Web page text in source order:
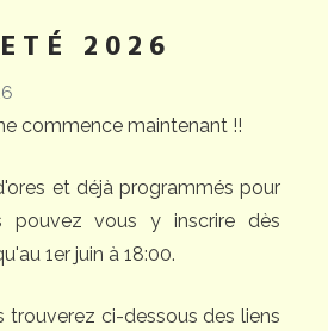
2026
commence maintenant !!
et déjà programmés pour
vous y inscrire dès
1er juin à 18:00.
trouverez ci-dessous des liens